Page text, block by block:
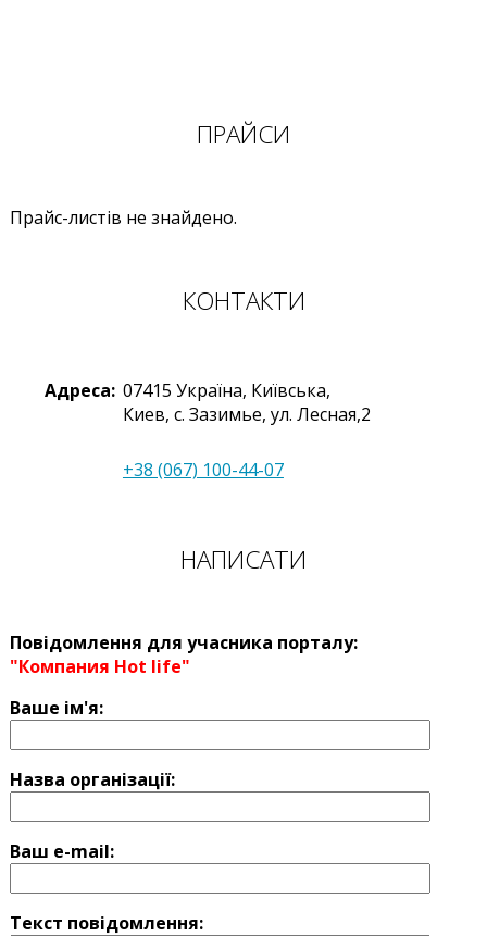
ПРАЙСИ
Прайс-листів не знайдено.
КОНТАКТИ
Адреса: 07415 Україна, Київська,
Киев, с. Зазимье, ул. Лесная,2
+38 (067) 100-44-07
НАПИСАТИ
Повідомлення для учасника порталу:
"Компания Hot life"
Ваше ім'я:
Назва оргaнізації:
Ваш e-mail:
Текст повідомлення: